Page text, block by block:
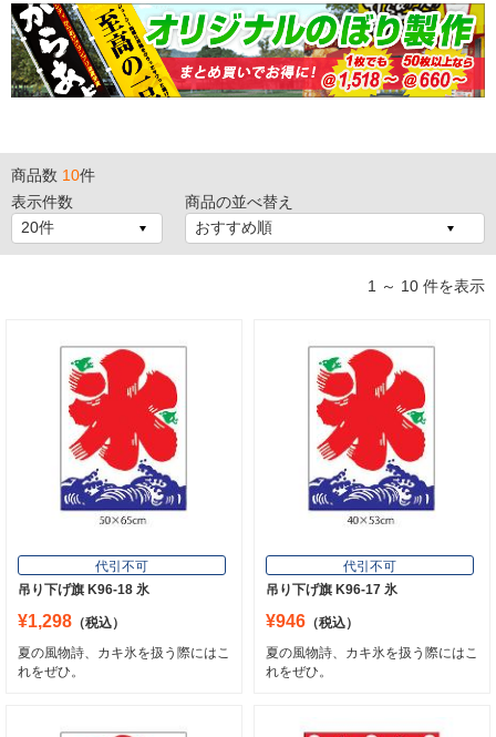
商品数 10件
表示件数
商品の並べ替え
1 ～ 10 件を表示
代引不可
吊り下げ旗 K96-18 氷
¥1,298 （税込）
夏の風物詩、カキ氷を扱う際にはこ
れをぜひ。
代引不可
吊り下げ旗 K96-17 氷
¥946 （税込）
夏の風物詩、カキ氷を扱う際にはこ
れをぜひ。